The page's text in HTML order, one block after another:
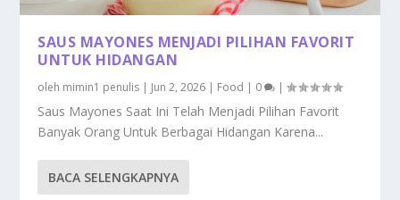
SAUS MAYONES MENJADI PILIHAN FAVORIT
UNTUK HIDANGAN
oleh mimin1 penulis Jun 2, 2026 Food 0 |
Saus Mayones Saat Ini Telah Menjadi Pilihan Favorit
Banyak Orang Untuk Berbagai Hidangan Karena...
BACA SELENGKAPNYA